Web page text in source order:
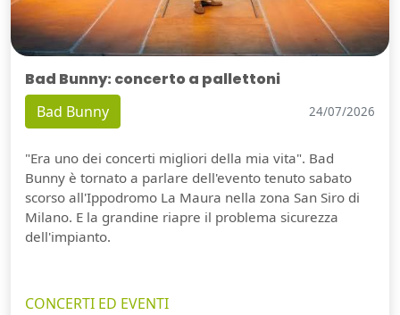
Bad Bunny: concerto a pallettoni
Bad Bunny 24/07/2026
"Era uno dei concerti migliori della mia vita". Bad
Bunny è tornato a parlare dell'evento tenuto sabato
scorso all'Ippodromo La Maura nella zona San Siro di
Milano. E la grandine riapre il problema sicurezza
dell'impianto.
CONCERTI ED EVENTI